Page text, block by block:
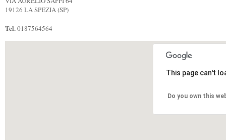
19126 LA SPEZIA (SP)
Tel.0187564564
This page can't
Do you own this